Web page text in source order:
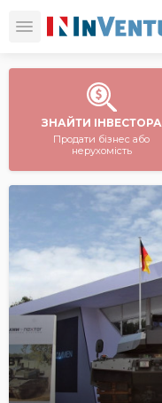
ЗНАЙТИ ІНВЕСТОРА
Продати бізнес або
нерухомість